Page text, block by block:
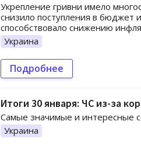
Укрепление гривни имело
снизило поступления в бюджет
способствовало снижению
Украина
Подробнее
Итоги 30 января: ЧС из-за
Самые значимые и интересные
Украина